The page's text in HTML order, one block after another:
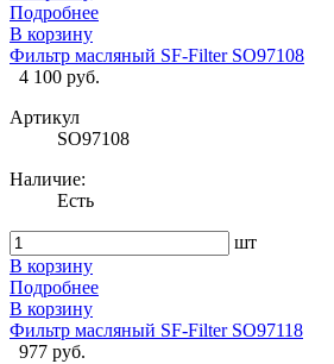
Подробнее
В корзину
Фильтр масляный SF-Filter SO97108
4 100 руб.
Артикул
SO97108
Наличие:
Есть
шт
В корзину
Подробнее
В корзину
Фильтр масляный SF-Filter SO97118
977 руб.